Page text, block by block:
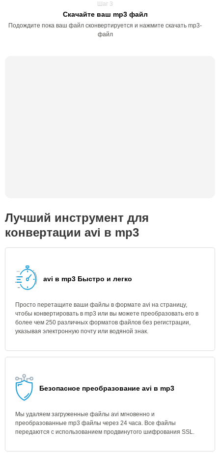
Шаг 3
Скачайте ваш mp3 файл
Подождите пока ваш файл сконвертируется и нажмите скачать mp3-
файл
Лучший инструмент для
конвертации avi в mp3
avi в mp3 Быстро и легко
Просто перетащите ваши файлы в формате avi на страницу,
чтобы конвертировать в mp3 или вы можете преобразовать его в
более чем 250 различных форматов файлов без регистрации,
указывая электронную почту или водяной знак.
Безопасное преобразование avi в mp3
Мы удаляем загруженные файлы avi мгновенно и
преобразованные mp3 файлы через 24 часа. Все файлы
передаются с использованием продвинутого шифрования SSL.